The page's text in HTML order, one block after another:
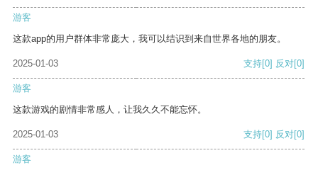
游客
这款app的用户群体非常庞大，我可以结识到来自世界各地的朋友。
2025-01-03 支持[0] 反对[0]
游客
这款游戏的剧情非常感人，让我久久不能忘怀。
2025-01-03 支持[0] 反对[0]
游客